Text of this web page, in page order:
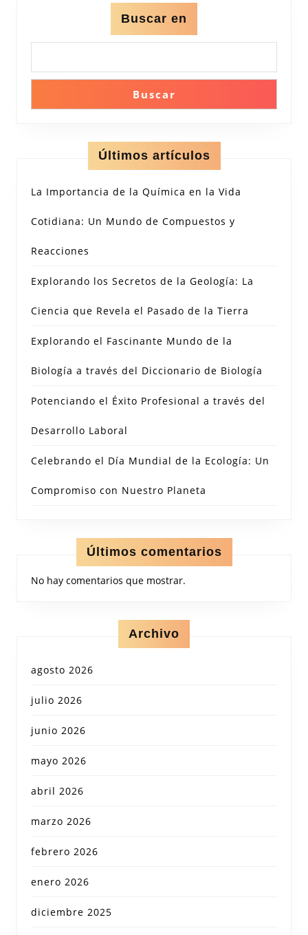
Buscar en
Buscar
Últimos artículos
La Importancia de la Química en la Vida
Cotidiana: Un Mundo de Compuestos y
Reacciones
Explorando los Secretos de la Geología: La
Ciencia que Revela el Pasado de la Tierra
Explorando el Fascinante Mundo de la
Biología a través del Diccionario de Biología
Potenciando el Éxito Profesional a través del
Desarrollo Laboral
Celebrando el Día Mundial de la Ecología: Un
Compromiso con Nuestro Planeta
Últimos comentarios
No hay comentarios que mostrar.
Archivo
agosto 2026
julio 2026
junio 2026
mayo 2026
abril 2026
marzo 2026
febrero 2026
enero 2026
diciembre 2025